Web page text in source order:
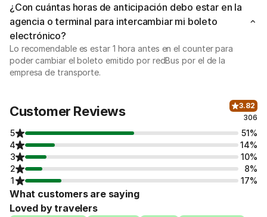
¿Con cuántas horas de anticipación debo estar en la
agencia o terminal para intercambiar mi boleto
electrónico?
Lo recomendable es estar 1 hora antes en el counter para
poder cambiar el boleto emitido por redBus por el de la
empresa de transporte.
Customer Reviews
3.82
306
5
51%
4
14%
3
10%
2
8%
1
17%
What customers are saying
Loved by travelers